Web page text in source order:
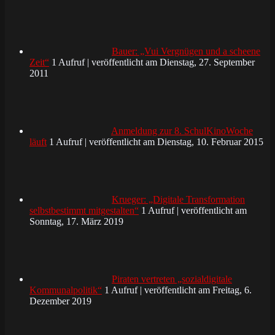
Bauer: „Vui Vergnügen und a scheene
Zeit“ 1 Aufruf| veröffentlicht am Dienstag, 27. September
2011
Anmeldung zur 8. SchulKinoWoche
läuft 1 Aufruf| veröffentlicht am Dienstag, 10. Februar 2015
Krueger: „Digitale Transformation
selbstbestimmt mitgestalten“ 1 Aufruf| veröffentlicht am
Sonntag, 17. März 2019
Piraten vertreten „sozialdigitale
Kommunalpolitik“ 1 Aufruf| veröffentlicht am Freitag, 6.
Dezember 2019